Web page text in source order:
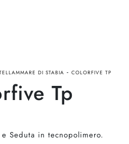
DI STABIA - COLORFIVE TP
Tp
Seduta in tecnopolimero.